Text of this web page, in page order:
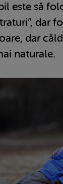
este să
dar
dar
naturale.